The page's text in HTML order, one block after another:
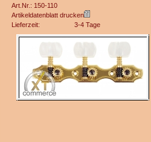
Art.Nr.: 150-110
Artikeldatenblatt drucken
Lieferzeit:
3-4 Tage